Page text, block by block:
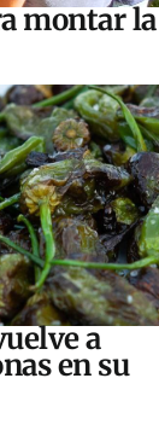
montar la
a
en su